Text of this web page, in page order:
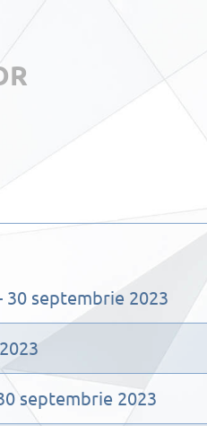
septembrie 2023
septembrie 2023